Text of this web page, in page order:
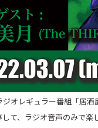
オレギュラー番組「居酒
て、ラジオ音声のみで